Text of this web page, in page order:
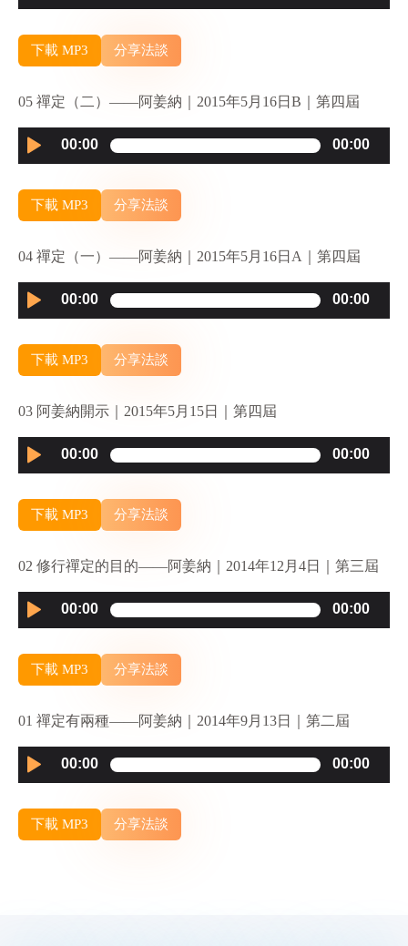
Player
下載 MP3 分享法談
05 禪定（二）——阿姜納｜2015年5月16日B｜第四屆
Audio
Player
00:00 00:00
下載 MP3 分享法談
04 禪定（一）——阿姜納｜2015年5月16日A｜第四屆
Audio
Player
00:00 00:00
下載 MP3 分享法談
03 阿姜納開示｜2015年5月15日｜第四屆
Audio
Player
00:00 00:00
下載 MP3 分享法談
02 修行禪定的目的——阿姜納｜2014年12月4日｜第三屆
Audio
Player
00:00 00:00
下載 MP3 分享法談
01 禪定有兩種——阿姜納｜2014年9月13日｜第二屆
Audio
Player
00:00 00:00
下載 MP3 分享法談